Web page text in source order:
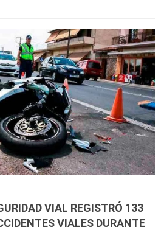
VIAL REGISTRÓ 133
VIALES DURANTE